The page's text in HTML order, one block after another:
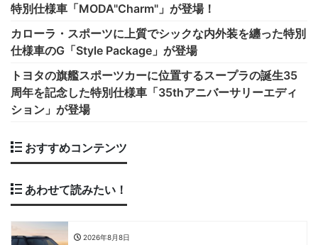
特別仕様車「MODA"Charm"」が登場！
カローラ・スポーツに上質でシックな内外装を纏った特別
仕様車のG「Style Package」が登場
トヨタの旗艦スポーツカーに位置するスープラの誕生35
周年を記念した特別仕様車「35thアニバーサリーエディ
ション」が登場
おすすめコンテンツ
あわせて読みたい！
2026年8月8日